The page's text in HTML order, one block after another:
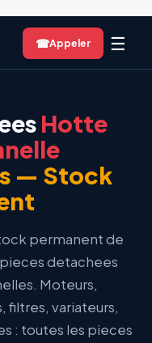
☎ ☰
Hotte
— Stock
permanent de
detachees
Moteurs,
filtres, variateurs,
: toutes les pieces